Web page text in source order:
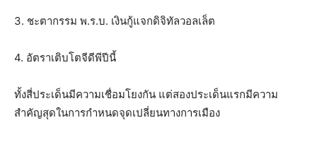
3. ชะตากรรม พ.ร.บ. เงินกู้แจกดิจิทัลวอลเล็ต
4. อัตราเติบโตจีดีพีปีนี้
ทั้งสี่ประเด็นมีความเชื่อมโยงกัน แต่สองประเด็นแรกมีความ
สำคัญสุดในการกำหนดจุดเปลี่ยนทางการเมือง